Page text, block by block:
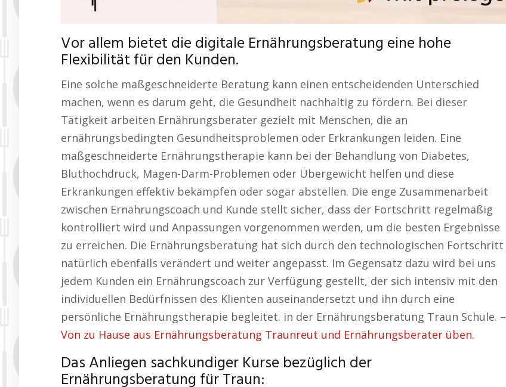
Vor allem bietet die digitale Ernährungsberatung eine hohe
Flexibilität für den Kunden.
Eine solche maßgeschneiderte Beratung kann einen entscheidenden Unterschied
machen, wenn es darum geht, die Gesundheit nachhaltig zu fördern. Bei dieser
Tätigkeit arbeiten Ernährungsberater gezielt mit Menschen, die an
ernährungsbedingten Gesundheitsproblemen oder Erkrankungen leiden. Eine
maßgeschneiderte Ernährungstherapie kann bei der Behandlung von Diabetes,
Bluthochdruck, Magen-Darm-Problemen oder Übergewicht helfen und diese
Erkrankungen effektiv bekämpfen oder sogar abstellen. Die enge Zusammenarbeit
zwischen Ernährungscoach und Kunde stellt sicher, dass der Fortschritt regelmäßig
kontrolliert wird und Anpassungen vorgenommen werden, um die besten Ergebnisse
zu erreichen. Die Ernährungsberatung hat sich durch den technologischen Fortschritt
natürlich ebenfalls verändert und weiter angepasst. Im Gegensatz dazu wird bei uns
jedem Kunden ein Ernährungscoach zur Verfügung gestellt, der sich intensiv mit den
individuellen Bedürfnissen des Klienten auseinandersetzt und ihn durch eine
persönliche Ernährungstherapie begleitet. in der Ernährungsberatung Traun Schule. –
Von zu Hause aus Ernährungsberatung Traunreut und Ernährungsberater üben.
Das Anliegen sachkundiger Kurse bezüglich der
Ernährungsberatung für Traun: